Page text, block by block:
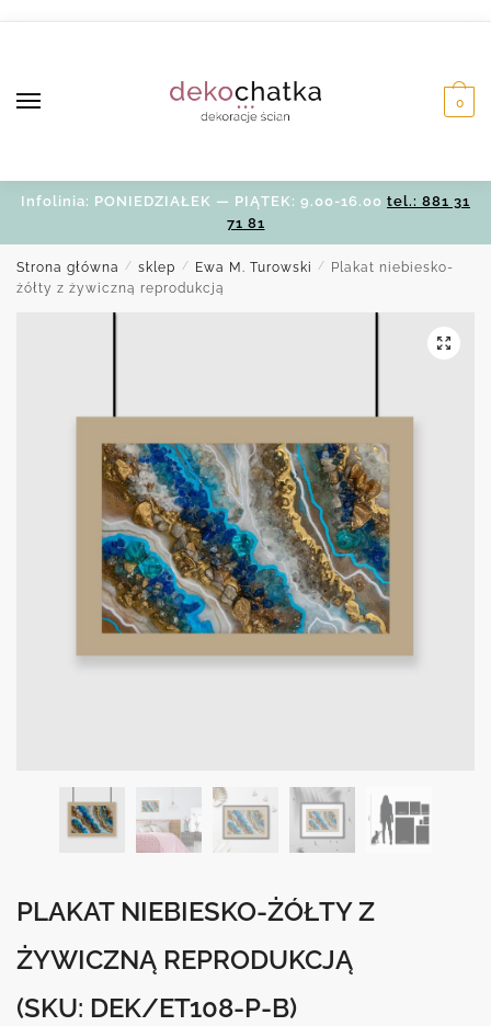
0
Infolinia: PONIEDZIAŁEK — PIĄTEK: 9.00-16.00 tel.: 881 31
71 81
Strona główna / sklep / Ewa M. Turowski /
Plakat niebiesko-
żółty z żywiczną reprodukcją
PLAKAT NIEBIESKO-ŻÓŁTY Z
ŻYWICZNĄ REPRODUKCJĄ
(SKU: DEK/ET108-P-B)